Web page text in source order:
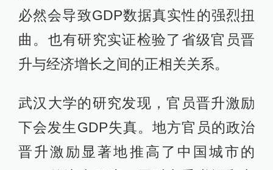
必然会导致GDP数据真实性的强烈扭
曲。也有研究实证检验了省级官员晋
升与经济增长之间的正相关关系。
武汉大学的研究发现，官员晋升激励
下会发生GDP失真。地方官员的政治
晋升激励显著地推高了中国城市的